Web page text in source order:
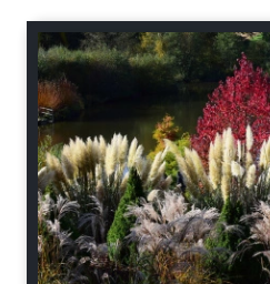
Schnitt-Anleitungen